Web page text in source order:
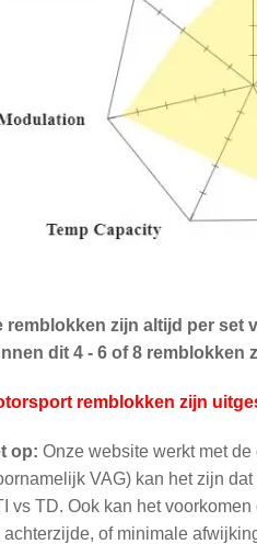
remblokken zijn altijd per set
dit 4 - 6 of 8 remblokken
remblokken zijn
op: Onze website werkt met
VAG) kan het zijn
vs TD. Ook kan het
achterzijde, of minimale